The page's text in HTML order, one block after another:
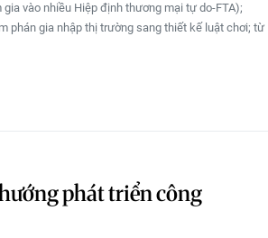
vào nhiều Hiệp định thương mại tự do-FTA);
phán gia nhập thị trường sang thiết kế luật chơi; từ
phát triển công